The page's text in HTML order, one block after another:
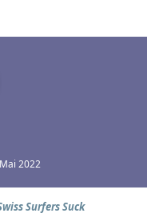
2022
Surfers Suck